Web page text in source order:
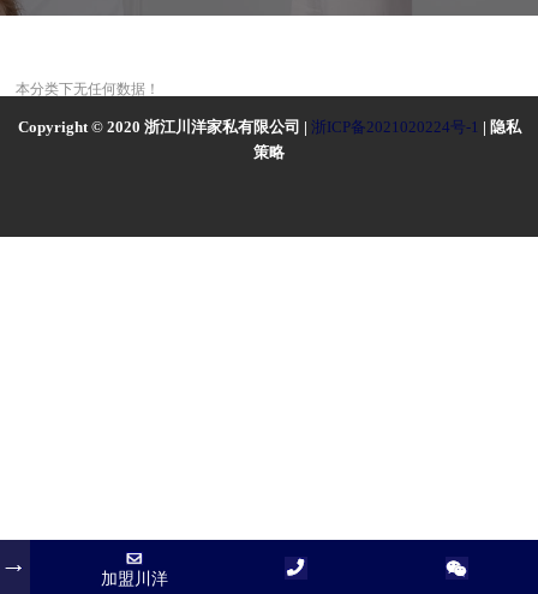
本分类下无任何数据！
Copyright © 2020 浙江川洋家私有限公司 | 浙ICP备2021020224号-1 | 隐私
策略
加盟川洋
加盟川洋